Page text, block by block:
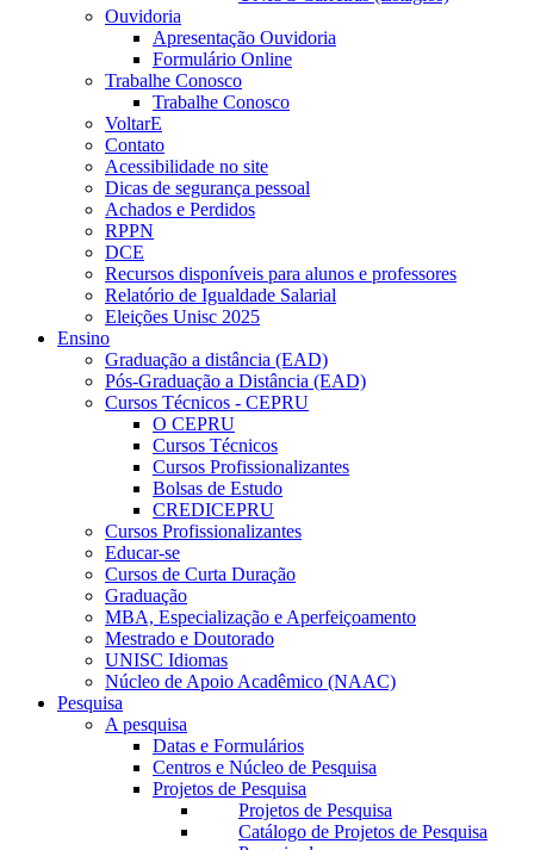
Ouvidoria
Apresentação Ouvidoria
Formulário Online
Trabalhe Conosco
Trabalhe Conosco
VoltarE
Contato
Acessibilidade no site
Dicas de segurança pessoal
Achados e Perdidos
RPPN
DCE
Recursos disponíveis para alunos e professores
Relatório de Igualdade Salarial
Eleições Unisc 2025
Ensino
Graduação a distância (EAD)
Pós-Graduação a Distância (EAD)
Cursos Técnicos - CEPRU
O CEPRU
Cursos Técnicos
Cursos Profissionalizantes
Bolsas de Estudo
CREDICEPRU
Cursos Profissionalizantes
Educar-se
Cursos de Curta Duração
Graduação
MBA, Especialização e Aperfeiçoamento
Mestrado e Doutorado
UNISC Idiomas
Núcleo de Apoio Acadêmico (NAAC)
Pesquisa
A pesquisa
Datas e Formulários
Centros e Núcleo de Pesquisa
Projetos de Pesquisa
Projetos de Pesquisa
Catálogo de Projetos de Pesquisa